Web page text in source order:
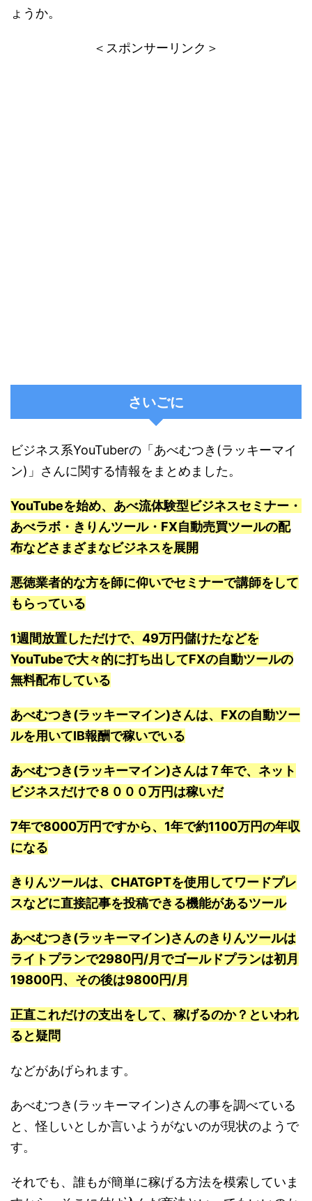
ょうか。
＜スポンサーリンク＞
さいごに
ビジネス系YouTuberの「あべむつき(ラッキーマイ
ン)」さんに関する情報をまとめました。
YouTubeを始め、あべ流体験型ビジネスセミナー・
あべラボ・きりんツール・FX自動売買ツールの配
布などさまざまなビジネスを展開
悪徳業者的な方を師に仰いでセミナーで講師をして
もらっている
1週間放置しただけで、49万円儲けたなどを
YouTubeで大々的に打ち出してFXの自動ツールの
無料配布している
あべむつき(ラッキーマイン)さんは、FXの自動ツー
ルを用いてIB報酬で稼いでいる
あべむつき(ラッキーマイン)さんは７年で、ネット
ビジネスだけで８０００万円は稼いだ
7年で8000万円ですから、1年で約1100万円の年収
になる
きりんツールは、CHATGPTを使用してワードプレ
スなどに直接記事を投稿できる機能があるツール
あべむつき(ラッキーマイン)さんのきりんツールは
ライトプランで2980円/月でゴールドプランは初月
19800円、その後は9800円/月
正直これだけの支出をして、稼げるのか？といわれ
ると疑問
などがあげられます。
あべむつき(ラッキーマイン)さんの事を調べている
と、怪しいとしか言いようがないのが現状のようで
す。
それでも、誰もが簡単に稼げる方法を模索していま